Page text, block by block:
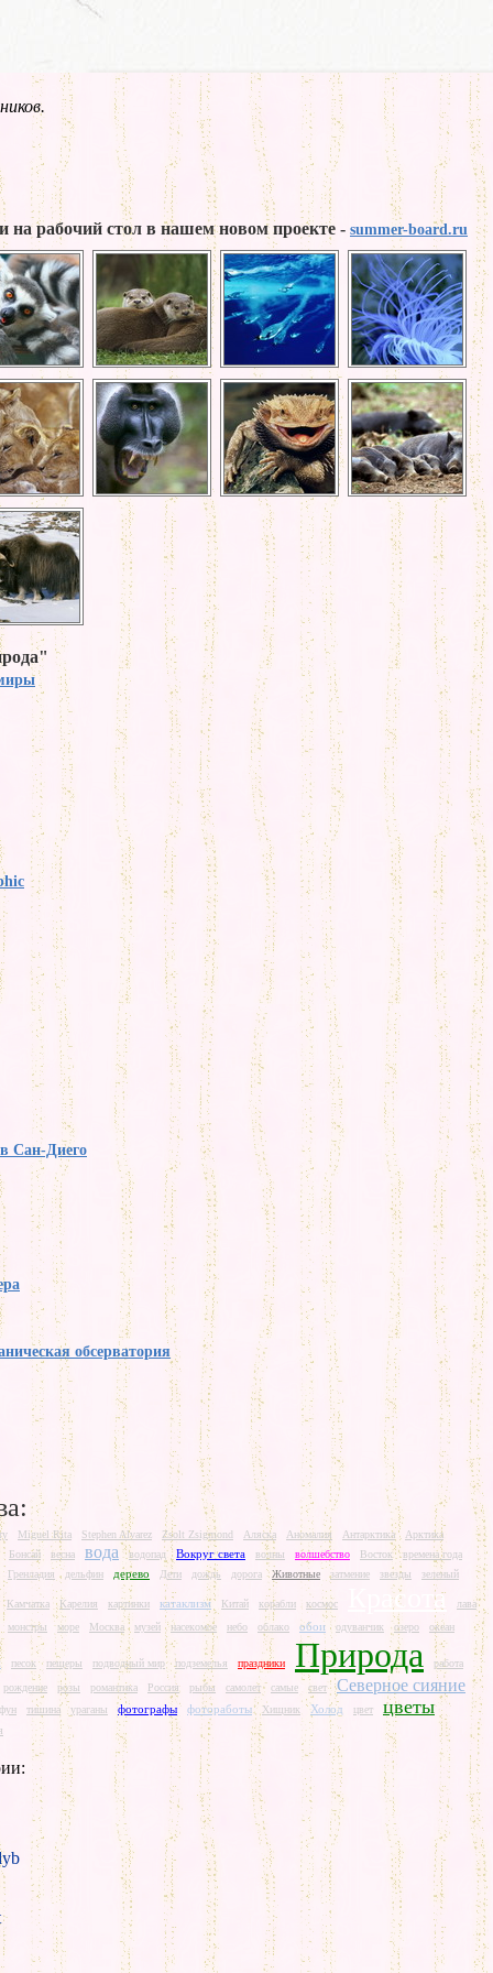
на рабочий стол в нашем новом проекте - summer-board.ru
Сан-Диего
обсерватория
Miguel Rita Stephen Alvarez Zsolt Zsigmond Аляска Аномалия Антарктика
Арктика
Бонсай
весна вода водопад Вокруг света волны волшебство Восток
времена года
Гренладия
дельфин дерево Дети дождь дорога Животные затмение звезды зеленый
Камчатка Карелия картинки катаклизм Китай корабли космос Красота
лава
монстры
море Москва музей насекомое небо облако обои одуванчик озеро океан
песок пещеры подводный мир подземелья праздники Природа
работа
рождение
розы романтика Россия рыбы самолет самые свет Северное сияние
тишина ураганы фотографы фотоработы Хищник Холод цвет цветы